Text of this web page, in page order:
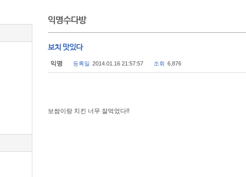
익명수다방
보치 맛있다
익명 등록일 2014.01.16 21:57:57 조회 6,876
보쌈이랑 치킨 너무 잘먹었다!!